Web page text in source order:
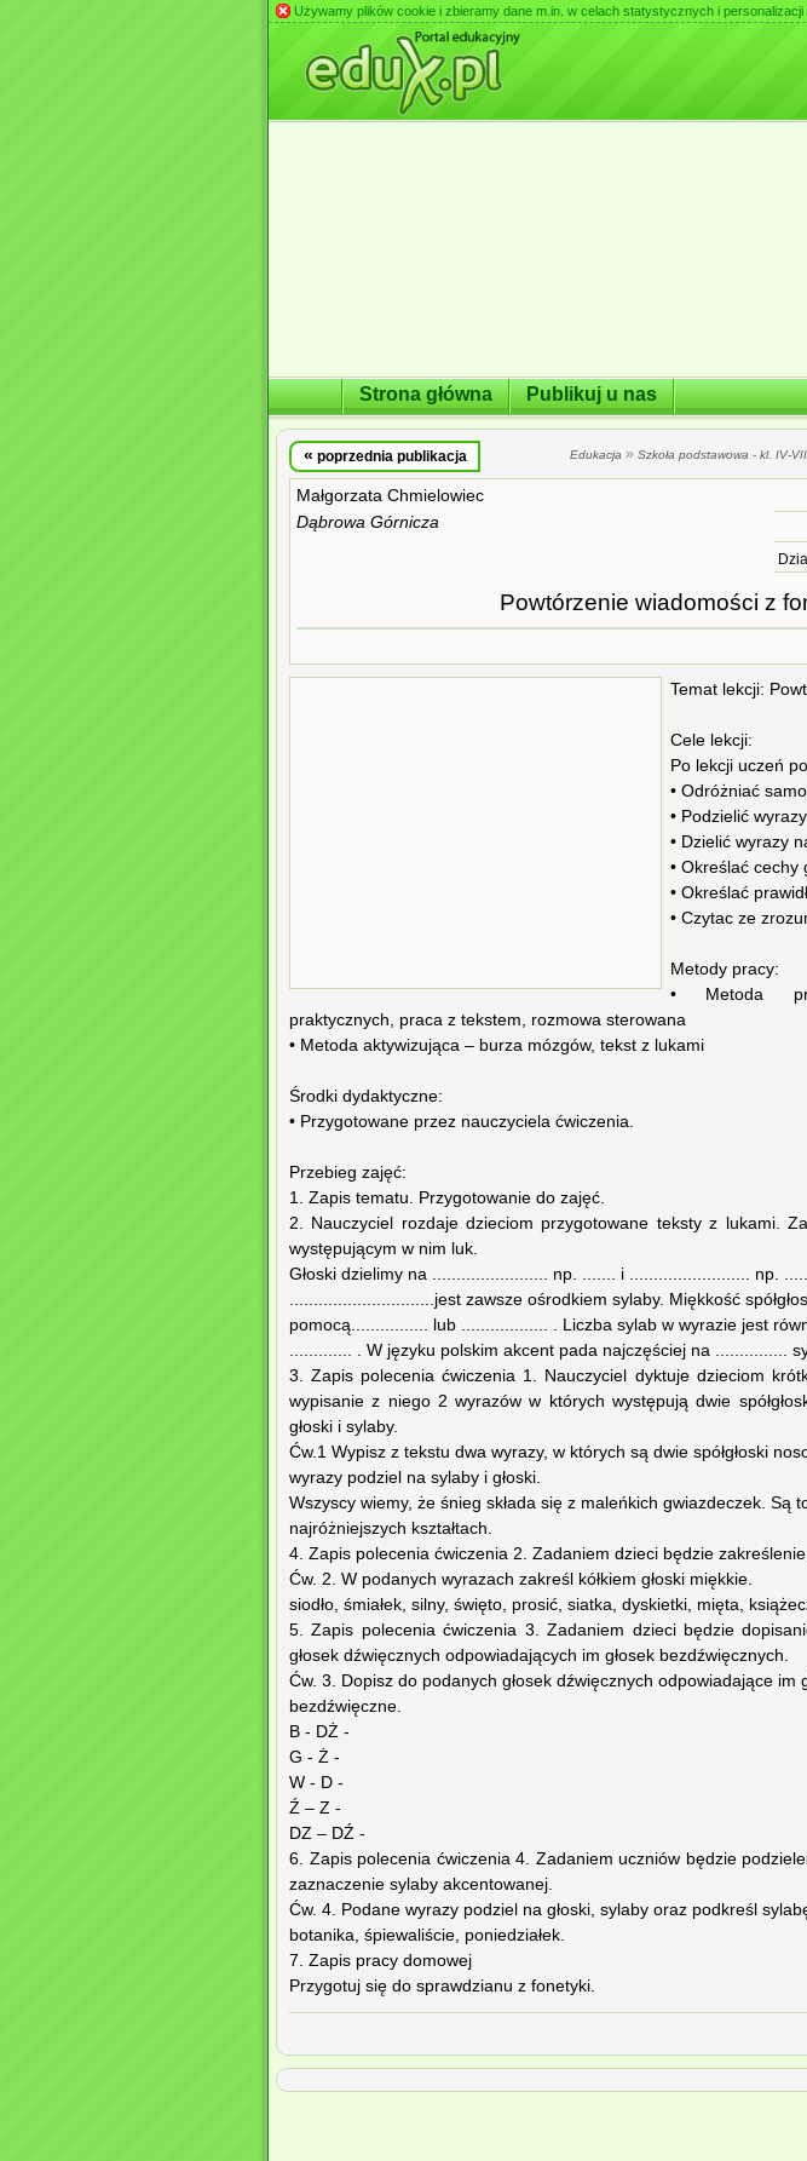
Używamy plików cookie i zbieramy dane m.in. w celach statystycznych i
Strona główna Publikuj u nas
« poprzednia publikacja Edukacja » Szkoła podstawowa - kl. IV-
Małgorzata Chmielowiec
Dąbrowa Górnicza
Powtórzenie wiadomości z
Temat lekcji:
Cele lekcji:
Po lekcji uczeń
• Odróżniać
• Podzielić
• Dzielić wyrazy
• Określać cechy
• Określać
• Czytac ze
Metody pracy:
• Metoda
praktycznych, praca z tekstem, rozmowa sterowana
• Metoda aktywizująca – burza mózgów, tekst z lukami
Środki dydaktyczne:
• Przygotowane przez nauczyciela ćwiczenia.
Przebieg zajęć:
1. Zapis tematu. Przygotowanie do zajęć.
2. Nauczyciel rozdaje dzieciom przygotowane teksty z lukami.
występującym w nim luk.
Głoski dzielimy na ........................ np. ....... i ......................... np.
..............................jest zawsze ośrodkiem sylaby. Miękkość
pomocą................ lub .................. . Liczba sylab w wyrazie jest
............. . W języku polskim akcent pada najczęściej na ...............
3. Zapis polecenia ćwiczenia 1. Nauczyciel dyktuje dzieciom
wypisanie z niego 2 wyrazów w których występują dwie
głoski i sylaby.
Ćw.1 Wypisz z tekstu dwa wyrazy, w których są dwie spółgłoski
wyrazy podziel na sylaby i głoski.
Wszyscy wiemy, że śnieg składa się z maleńkich gwiazdeczek. Są
najróżniejszych kształtach.
4. Zapis polecenia ćwiczenia 2. Zadaniem dzieci będzie
Ćw. 2. W podanych wyrazach zakreśl kółkiem głoski miękkie.
siodło, śmiałek, silny, święto, prosić, siatka, dyskietki, mięta,
5. Zapis polecenia ćwiczenia 3. Zadaniem dzieci będzie
głosek dźwięcznych odpowiadających im głosek bezdźwięcznych.
Ćw. 3. Dopisz do podanych głosek dźwięcznych odpowiadające im
bezdźwięczne.
B - DŻ -
G - Ż -
W - D -
Ź – Z -
DZ – DŹ -
6. Zapis polecenia ćwiczenia 4. Zadaniem uczniów będzie
zaznaczenie sylaby akcentowanej.
Ćw. 4. Podane wyrazy podziel na głoski, sylaby oraz podkreśl
botanika, śpiewaliście, poniedziałek.
7. Zapis pracy domowej
Przygotuj się do sprawdzianu z fonetyki.